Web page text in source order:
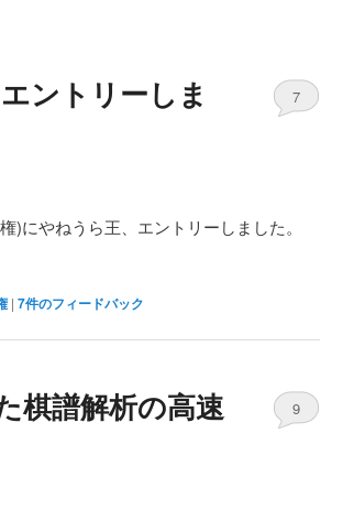
ントリーしま
7
)にやねうら王、エントリーしました。
| 7件のフィードバック
棋譜解析の高速
9